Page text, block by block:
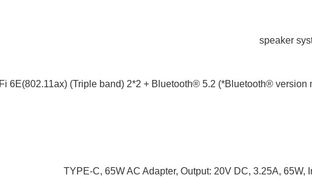
6E(802.11ax) (Triple band) 2*2 + Bluetooth® 5.2 (*Bluetooth® version
TYPE-C, 65W AC Adapter, Output: 20V DC, 3.25A, 65W,